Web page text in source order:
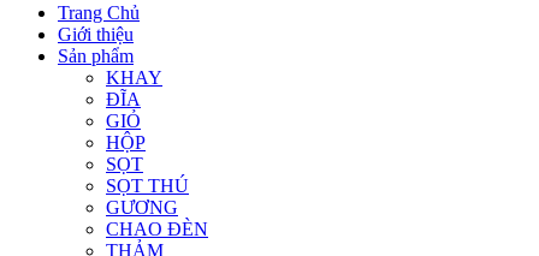
Trang Chủ
Giới thiệu
Sản phẩm
KHAY
ĐĨA
GIỎ
HỘP
SỌT
SỌT THÚ
GƯƠNG
CHAO ĐÈN
THẢM